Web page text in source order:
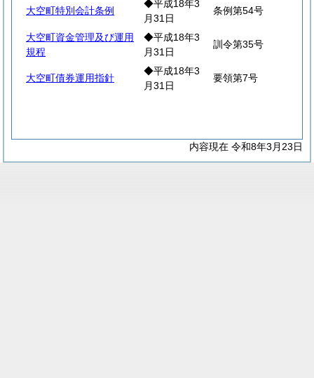
大空町特別会計条例
◆平成18年3
月31日
条例第54号
大空町資金管理及び運用
規程
◆平成18年3
月31日
訓令第35号
大空町債券運用指針
◆平成18年3
月31日
要領第7号
内容現在 令和8年3月23日